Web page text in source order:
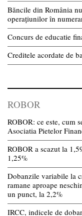
Băncile din România
operațiunilor în
Concurs de educatie
Creditele acordate de
ROBOR
ROBOR: ce este, cum
Asociatia Pietelor
ROBOR a scazut la
1,25%
Dobanzile variabile la
ramane aproape
un punct, la 2,2%
IRCC, indicele de